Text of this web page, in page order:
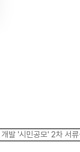
발 '시민공모' 2차 서